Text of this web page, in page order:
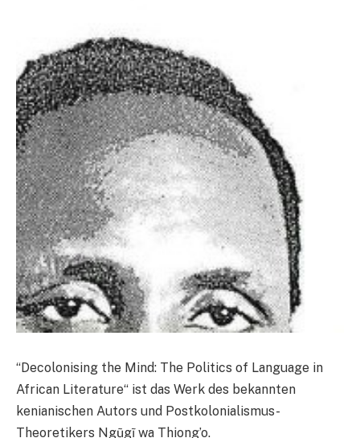
“Decolonising the Mind: The Politics of Language in
African Literature“ ist das Werk des bekannten
kenianischen Autors und Postkolonialismus-
Theoretikers Ngũgĩ wa Thiong’o.